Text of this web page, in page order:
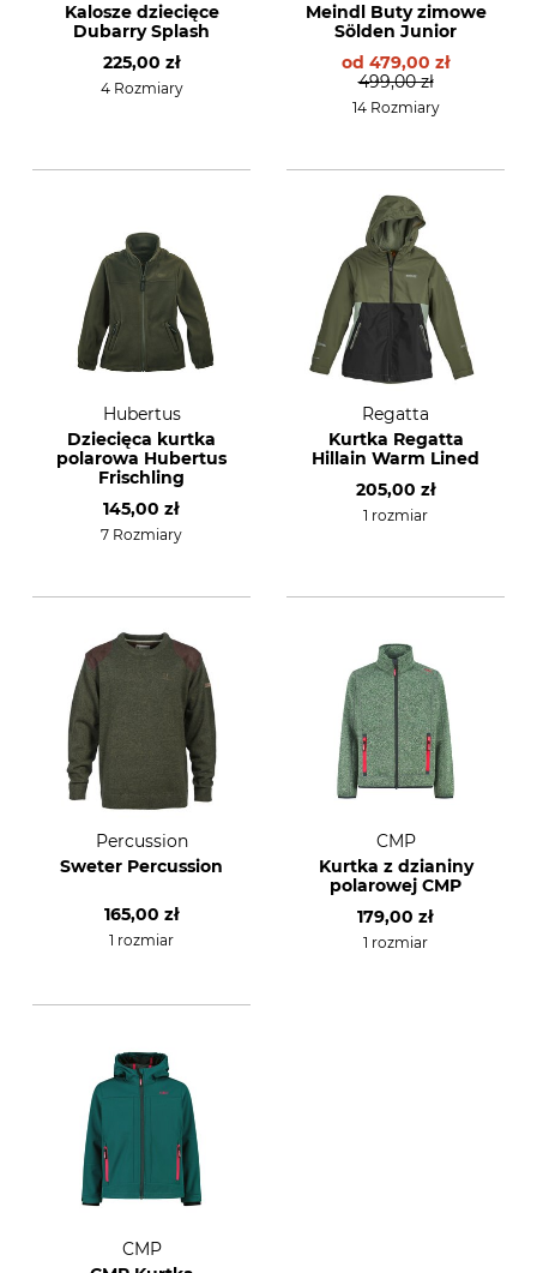
Kalosze dziecięce
Dubarry Splash
225,00 zł
4 Rozmiary
Meindl Buty zimowe
Sölden Junior
od 479,00 zł
499,00 zł
14 Rozmiary
Hubertus
Dziecięca kurtka
polarowa Hubertus
Frischling
145,00 zł
7 Rozmiary
Regatta
Kurtka Regatta
Hillain Warm Lined
205,00 zł
1 rozmiar
Percussion
Sweter Percussion
165,00 zł
1 rozmiar
CMP
Kurtka z dzianiny
polarowej CMP
179,00 zł
1 rozmiar
CMP